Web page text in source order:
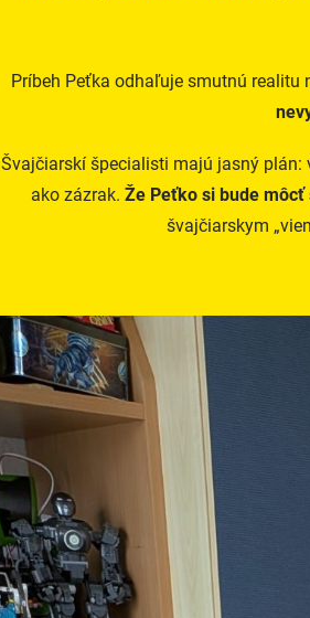
Príbeh Peťka odhaľuje smutnú realitu
Švajčiarskí špecialisti majú jasný
ako zázrak. Že Peťko si bude
švajčiarskym